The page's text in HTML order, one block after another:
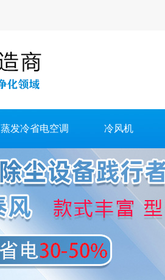
蒸发冷省电空调 冷风机